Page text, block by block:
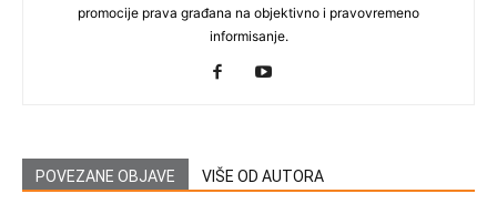
promocije prava građana na objektivno i pravovremeno
informisanje.
POVEZANE OBJAVE VIŠE OD AUTORA